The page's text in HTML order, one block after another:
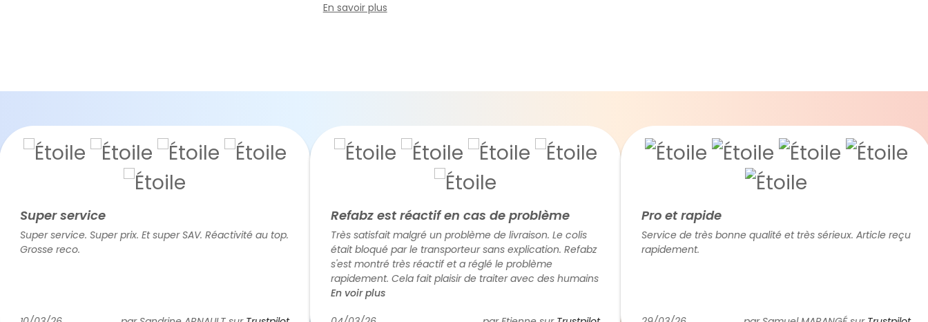
En savoir plus
service
service. Super prix. Et super SAV. Réactivité au top.
reco.
Refabz est réactif en cas de problème
Très satisfait malgré un problème de livraison. Le colis
était bloqué par le transporteur sans explication. Refabz
s'est montré très réactif et a réglé le problème
rapidement. Cela fait plaisir de traiter avec des humains
plutôt qu'avec des robots (c'est de plus en plus rare).
En voir plus
Pro et rapide
Service de très bonne qualité et très sérieux. Article reçu
rapidement.